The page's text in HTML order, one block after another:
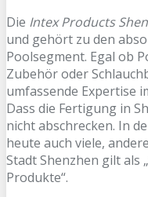
Die Intex Products
und gehört zu den
Poolsegment. Egal ob
Zubehör oder
umfassende Expertise
Dass die Fertigung in
nicht abschrecken. In
heute auch viele,
Stadt Shenzhen gilt als
Produkte“.